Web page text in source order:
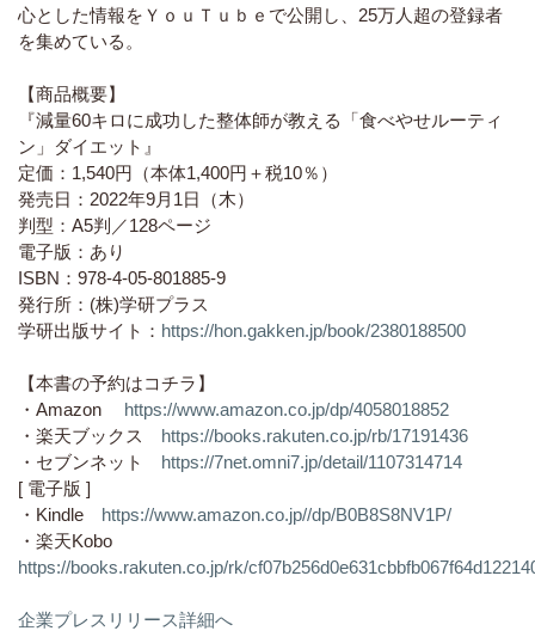
心とした情報をＹｏｕＴｕｂｅで公開し、25万人超の登録者
を集めている。
【商品概要】
『減量60キロに成功した整体師が教える「食べやせルーティ
ン」ダイエット』
定価：1,540円（本体1,400円＋税10％）
発売日：2022年9月1日（木）
判型：A5判／128ページ
電子版：あり
ISBN：978-4-05-801885-9
発行所：(株)学研プラス
学研出版サイト： https://hon.gakken.jp/book/2380188500
【本書の予約はコチラ】
・Amazon https://www.amazon.co.jp/dp/4058018852
・楽天ブックス https://books.rakuten.co.jp/rb/17191436
・セブンネット https://7net.omni7.jp/detail/1107314714
[ 電子版 ]
・Kindle https://www.amazon.co.jp//dp/B0B8S8NV1P/
・楽天Kobo
https://books.rakuten.co.jp/rk/
企業プレスリリース詳細へ